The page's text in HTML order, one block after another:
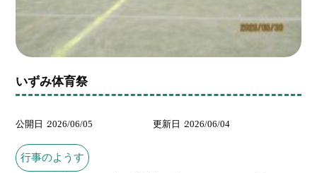
いずみ体育祭
公開日 2026/06/05 更新日 2026/06/04
行事のようす